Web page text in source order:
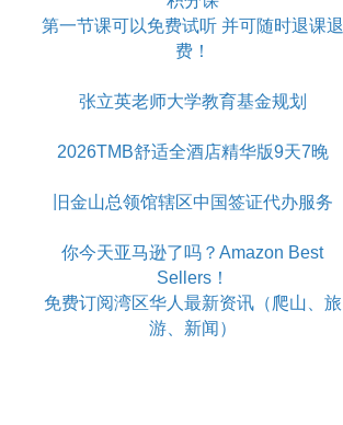
第一节课可以免费试听 并可随时退课退
费！
张立英老师大学教育基金规划
2026TMB舒适全酒店精华版9天7晚
旧金山总领馆辖区中国签证代办服务
你今天亚马逊了吗？Amazon Best
Sellers！
免费订阅湾区华人最新资讯（爬山、旅
游、新闻）